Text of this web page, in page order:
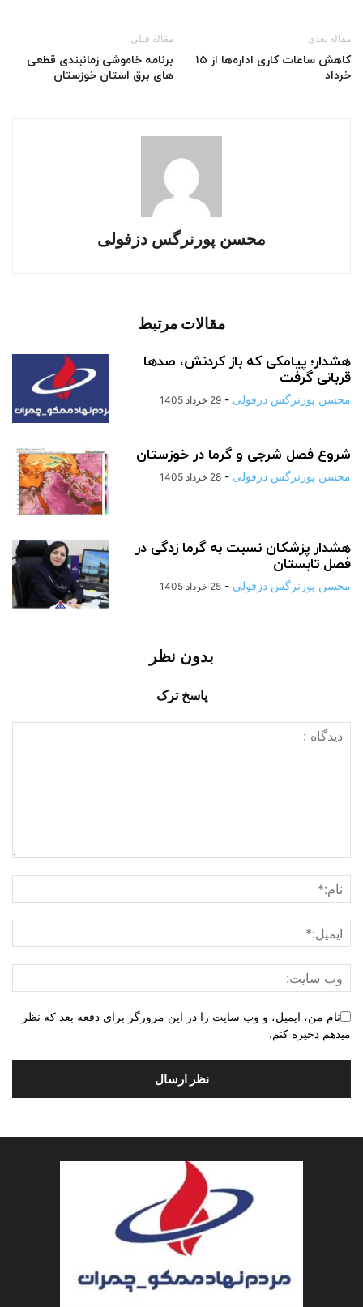
مقاله قبلی
برنامه خاموشی زمانبندی قطعی
های برق استان خوزستان
مقاله بعدی
کاهش ساعات کاری اداره‌ها از ۱۵
خرداد
محسن پورنرگس دزفولی
مقالات مرتبط
هشدار؛ پیامکی که باز کردنش، صدها
قربانی گرفت
محسن پورنرگس دزفولی - 29 خرداد 1405
شروع فصل شرجی و گرما در خوزستان
محسن پورنرگس دزفولی - 28 خرداد 1405
هشدار پزشکان نسبت به گرما زدگی در
فصل تابستان
محسن پورنرگس دزفولی - 25 خرداد 1405
بدون نظر
پاسخ ترک
نام من، ایمیل، و وب سایت را در این مرورگر برای دفعه بعد که نظر
میدهم ذخیره کنم.